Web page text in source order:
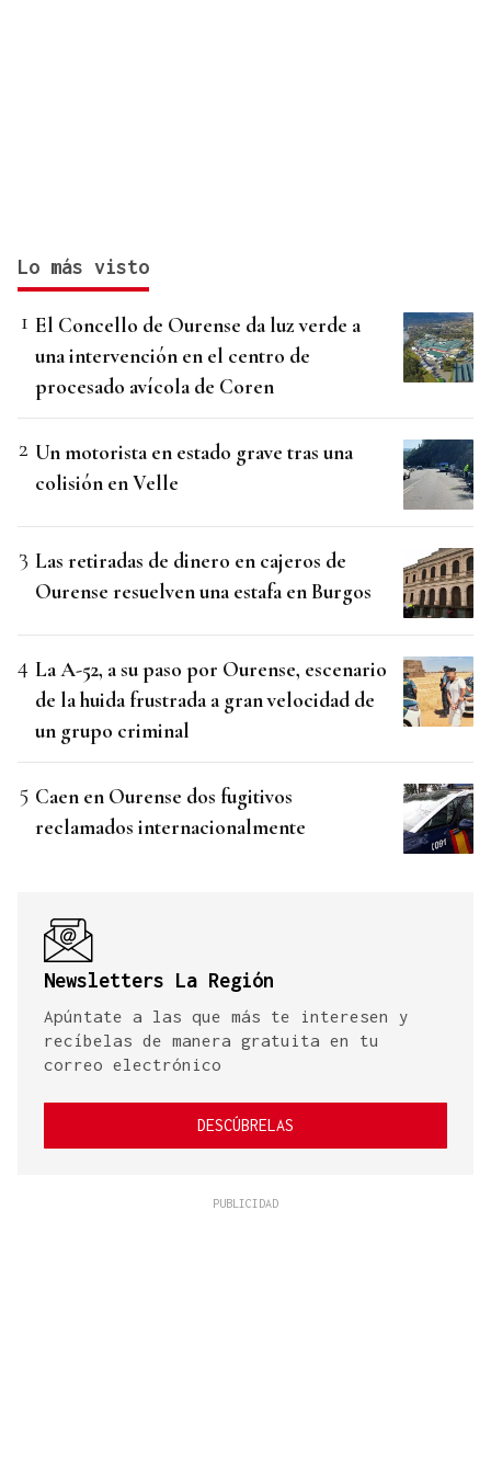
Lo más visto
El Concello de Ourense da luz verde a
una intervención en el centro de
procesado avícola de Coren
Un motorista en estado grave tras una
colisión en Velle
Las retiradas de dinero en cajeros de
Ourense resuelven una estafa en Burgos
La A-52, a su paso por Ourense, escenario
de la huida frustrada a gran velocidad de
un grupo criminal
Caen en Ourense dos fugitivos
reclamados internacionalmente
Newsletters La Región
Apúntate a las que más te interesen y
recíbelas de manera gratuita en tu
correo electrónico
DESCÚBRELAS